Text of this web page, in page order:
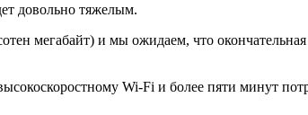
довольно тяжелым.
мегабайт) и мы ожидаем, что
Wi-Fi и более пяти минут